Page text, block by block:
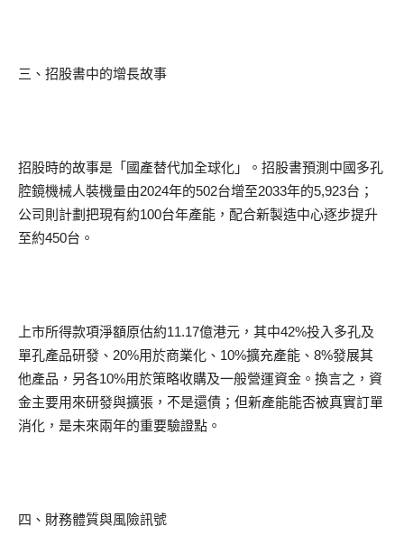
三、招股書中的增長故事
招股時的故事是「國產替代加全球化」。招股書預測中國多孔
腔鏡機械人裝機量由2024年的502台增至2033年的5,923台；
公司則計劃把現有約100台年產能，配合新製造中心逐步提升
至約450台。
上市所得款項淨額原估約11.17億港元，其中42%投入多孔及
單孔產品研發、20%用於商業化、10%擴充產能、8%發展其
他產品，另各10%用於策略收購及一般營運資金。換言之，資
金主要用來研發與擴張，不是還債；但新產能能否被真實訂單
消化，是未來兩年的重要驗證點。
四、財務體質與風險訊號